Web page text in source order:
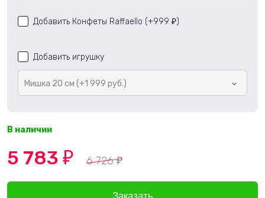
Добавить Конфеты Raffaello (+999 ₽ )
Добавить игрушку
Мишка 20 см (+1 999 руб.)
В наличии
5 783 ₽ 6 726₽